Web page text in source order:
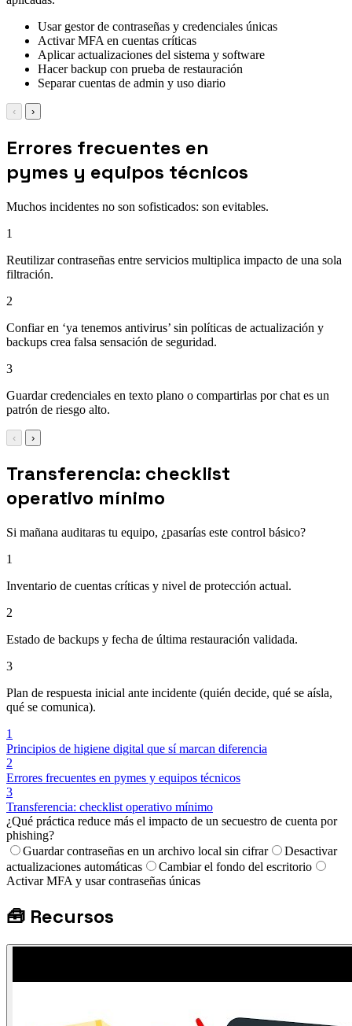
Usar gestor de contraseñas y credenciales únicas
Activar MFA en cuentas críticas
Aplicar actualizaciones del sistema y software
Hacer backup con prueba de restauración
Separar cuentas de admin y uso diario
‹ ›
Errores frecuentes en
pymes y equipos técnicos
Muchos incidentes no son sofisticados: son evitables.
1
Reutilizar contraseñas entre servicios multiplica impacto de una sola
filtración.
2
Confiar en ‘ya tenemos antivirus’ sin políticas de actualización y
backups crea falsa sensación de seguridad.
3
Guardar credenciales en texto plano o compartirlas por chat es un
patrón de riesgo alto.
‹ ›
Transferencia: checklist
operativo mínimo
Si mañana auditaras tu equipo, ¿pasarías este control básico?
1
Inventario de cuentas críticas y nivel de protección actual.
2
Estado de backups y fecha de última restauración validada.
3
Plan de respuesta inicial ante incidente (quién decide, qué se aísla,
qué se comunica).
1
Principios de higiene digital que sí marcan diferencia
2
Errores frecuentes en pymes y equipos técnicos
3
Transferencia: checklist operativo mínimo
¿Qué práctica reduce más el impacto de un secuestro de cuenta por
phishing?
Guardar contraseñas en un archivo local sin cifrar
Desactivar
actualizaciones automáticas
Cambiar el fondo del escritorio
Activar MFA y usar contraseñas únicas
🧰 Recursos